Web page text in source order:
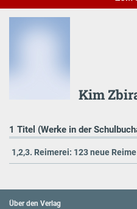
Kim
1 Titel (Werke in der
1,2,3. Reimerei: 123 neue
Über den Verlag